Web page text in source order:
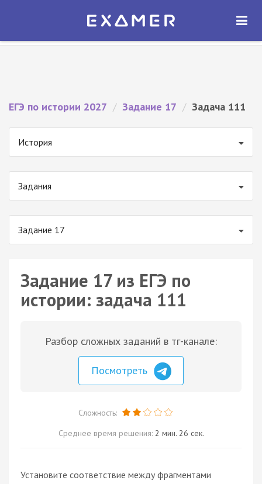
Экзамер — ЕГЭ 2027
ОТКРЫТЬ
ЕГЭ по истории 2027 / Задание 17 / Задача 111
История
Задания
Задание 17
Задание 17 из ЕГЭ по
истории: задача 111
Разбор сложных заданий в тг-канале:
Посмотреть
Сложность:
Среднее время решения: 2 мин. 26 сек.
Установите соответствие между фрагментами